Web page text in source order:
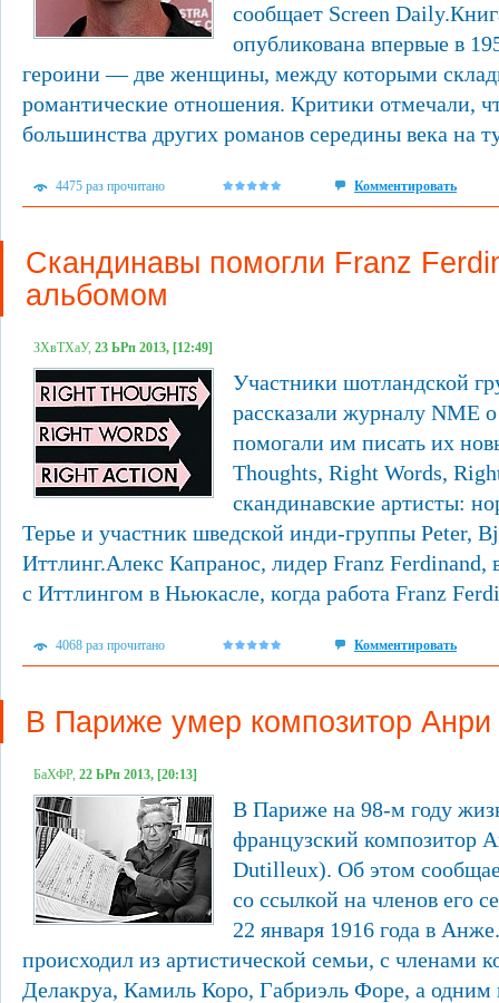
сообщает Screen
опубликована впервые в
героини — две женщины, между которыми
романтические отношения. Критики отмечали,
большинства других романов середины века на
4475 раз прочитано Комментировать
Скандинавы помогли Franz
альбомом
ЗХвТХаУ, 23 ЬРп 2013, [12:49]
Участники шотландской
рассказали журналу NME
помогали им писать их
Thoughts, Right Words,
скандинавские артисты:
Терье и участник шведской инди-группы Peter,
Иттлинг.Алекс Капранос, лидер Franz Ferdinand,
с Иттлингом в Ньюкасле, когда работа Franz
4068 раз прочитано Комментировать
В Париже умер композитор
БаХФР, 22 ЬРп 2013, [20:13]
В Париже на 98-м году
французский композитор
Dutilleux). Об этом
со ссылкой на членов его
22 января 1916 года в
происходил из артистической семьи, с членами
Делакруа, Камиль Коро, Габриэль Форе, а одним